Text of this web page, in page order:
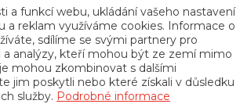
a funkcí webu, ukládání vašeho nastavení
a reklam využíváme cookies. Informace o
sdílíme se svými partnery pro
a analýzy, kteří mohou být ze zemí mimo
mohou zkombinovat s dalšími
jim poskytli nebo které získali v důsledku
služby. Podrobné informace